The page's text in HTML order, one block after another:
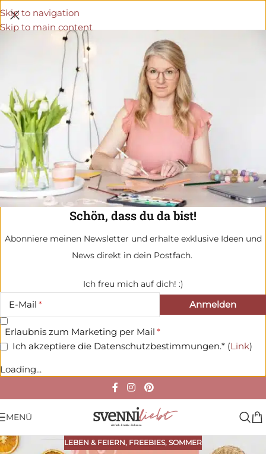
Schön, dass du da bist!
Abonniere meinen Newsletter und erhalte exklusive Ideen und
News direkt in dein Postfach.
Ich freu mich auf dich! :)
E-Mail
Erlaubnis zum Marketing per Mail
Ich akzeptiere die Datenschutzbestimmungen.* (Link)
Loading...
Skip to navigation
Skip to main content
MENÜ
LEBEN & FEIERN, FREEBIES, SOMMER